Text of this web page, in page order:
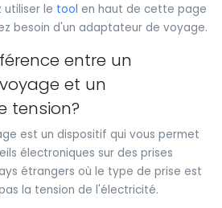
utiliser le tool en haut de cette page
besoin d'un adaptateur de voyage.
entre un
et un
tension?
est un dispositif qui vous permet
électroniques sur des prises
étrangers où le type de prise est
la tension de l'électricité.